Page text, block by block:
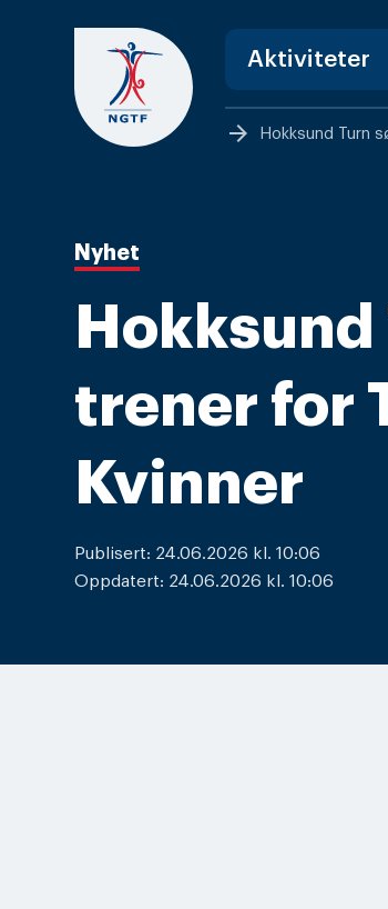
content
arrow_forward Hokksund Turn
Nyhet
trener for
Kvinner
Publisert: 24.06.2026 kl. 10:06
Oppdatert: 24.06.2026 kl. 10:06